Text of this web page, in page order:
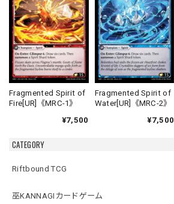
CATEGORY
Riftbound TCG
巫KANNAGIカードゲーム
Fragmented Spirit of
Fire[UR]《MRC-1》
¥7,500
Fragmented Spirit of
Water[UR]《MRC-2》
¥7,500